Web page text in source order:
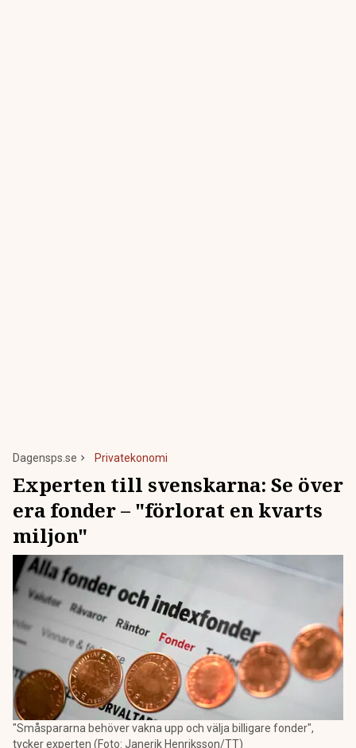
Dagensps.se Privatekonomi
Experten till svenskarna: Se över
era fonder – "förlorat en kvarts
miljon"
"Småspararna behöver vakna upp och välja billigare fonder",
tycker experten (Foto: Janerik Henriksson/TT)